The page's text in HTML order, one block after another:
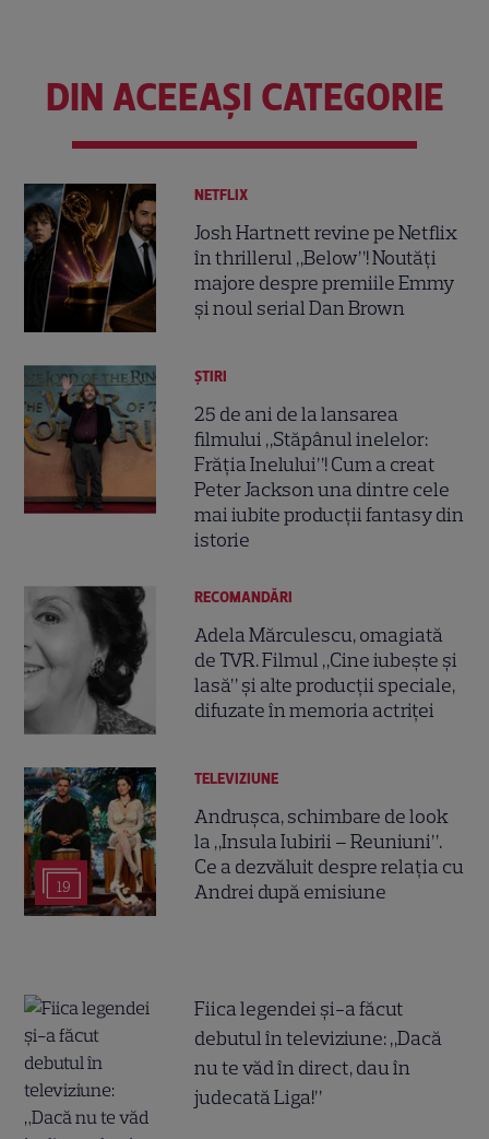
DIN ACEEAȘI CATEGORIE
NETFLIX
Josh Hartnett revine pe Netflix
în thrillerul „Below”! Noutăți
majore despre premiile Emmy
și noul serial Dan Brown
ȘTIRI
25 de ani de la lansarea
filmului „Stăpânul inelelor:
Frăția Inelului”! Cum a creat
Peter Jackson una dintre cele
mai iubite producții fantasy din
istorie
RECOMANDĂRI
Adela Mărculescu, omagiată
de TVR. Filmul „Cine iubește și
lasă” și alte producții speciale,
difuzate în memoria actriței
19
TELEVIZIUNE
Andrușca, schimbare de look
la „Insula Iubirii – Reuniuni”.
Ce a dezvăluit despre relația cu
Andrei după emisiune
Fiica legendei și-a făcut
debutul în televiziune: „Dacă
nu te văd în direct, dau în
judecată Liga!”